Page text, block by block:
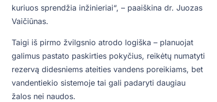
kuriuos sprendžia inžinieriai“, – paaiškina dr. Juozas
Vaičiūnas.
Taigi iš pirmo žvilgsnio atrodo logiška – planuojat
galimus pastato paskirties pokyčius, reikėtų numatyti
rezervą didesniems ateities vandens poreikiams, bet
vandentiekio sistemoje tai gali padaryti daugiau
žalos nei naudos.